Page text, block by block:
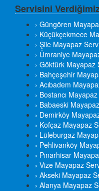
Servisini
› Güngören
› Küçükçekmece
› Şile Mayapaz
› Ümraniye
› Göktürk Mayapaz
› Bahçeşehir
› Acıbadem
› Bostancı
› Babaeski
› Demirköy
› Kofçaz Mayapaz
› Lüleburgaz
› Pehlivanköy
› Pınarhisar
› Vize Mayapaz
› Akseki Mayapaz
› Alanya Mayapaz